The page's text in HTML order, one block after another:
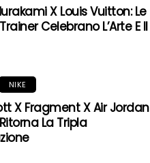
X Louis Vuitton: Le
Celebrano L’Arte E Il
NIKE
X Fragment X Air Jordan
La Tripla